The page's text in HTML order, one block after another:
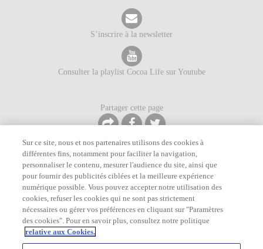
S’inscrire à la newsletter
Consulter la playlist Cocoa Life sur Youtube
Partager cette page
©2026 Mondelēz International. Tous droits réservés.
Notice sur la Confidentialité
Conditions de service
Plan du site
Contactez-nous
Politique des cookies
Sur ce site, nous et nos partenaires utilisons des cookies à
différentes fins, notamment pour faciliter la navigation,
personnaliser le contenu, mesurer l'audience du site, ainsi que
pour fournir des publicités ciblées et la meilleure expérience
numérique possible. Vous pouvez accepter notre utilisation des
cookies, refuser les cookies qui ne sont pas strictement
nécessaires ou gérer vos préférences en cliquant sur "Paramètres
des cookies". Pour en savoir plus, consultez notre politique
relative aux Cookies.